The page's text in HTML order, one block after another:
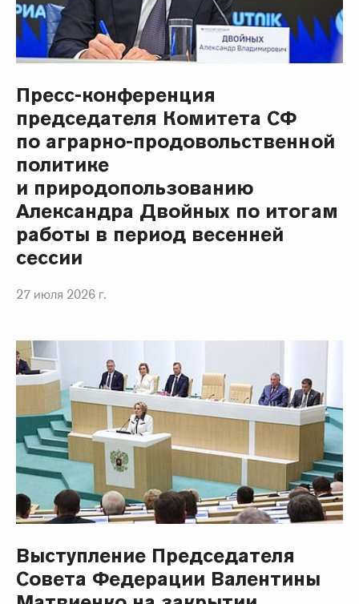
Пресс-конференция
председателя Комитета СФ
по аграрно-продовольственной
политике
и природопользованию
Александра Двойных по итогам
работы в период весенней
сессии
27 июля 2026 г.
Выступление Председателя
Совета Федерации Валентины